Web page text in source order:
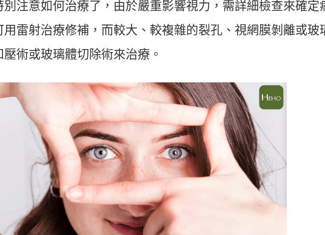
注意如何治療了，由於嚴重影響視力，需詳細檢查來確定
用雷射治療修補，而較大、較複雜的裂孔、視網膜剝離或玻
術或玻璃體切除術來治療。